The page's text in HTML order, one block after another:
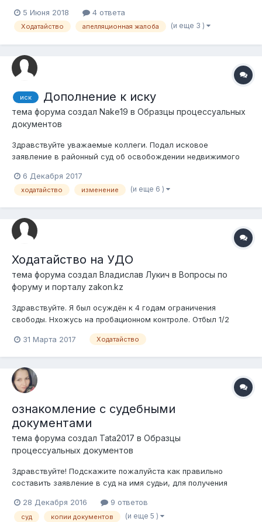
об отмене решения суда по упрощенному производству.
Может у кого есть образцы?
5 Июня 2018 4 ответа
Ходатайство апелляционная жалоба (и еще 3 )
иск Дополнение к иску
тема форума создал Nake19 в Образцы процессуальных
документов
Здравствуйте уважаемые коллеги. Подал исковое
заявление в районный суд об освобождении недвижимого
приобретено на торгах организованных ЧСИ. В иске в
качестве ответчика указан один должник и банк. Тогда как в
6 Декабря 2017
ходатайство изменение (и еще 6 )
Ходатайство на УДО
тема форума создал Владислав Лукич в Вопросы по
форуму и порталу zakon.kz
Здравствуйте. Я был осуждён к 4 годам ограничения
свободы. Нхожусь на пробационном контроле. Отбыл 1/2
необходимо подать ходатайство об УДО в Гор. Суд.
нибудь образцы. Спасибо.
31 Марта 2017 Ходатайство
ознакомление с судебными
документами
тема форума создал Tata2017 в Образцы
процессуальных документов
Здравствуйте! Подскажите пожалуйста как правильно
составить заявление в суд на имя судьи, для получения
28 Декабря 2016
9 ответов
суд копии документов (и еще 5 )